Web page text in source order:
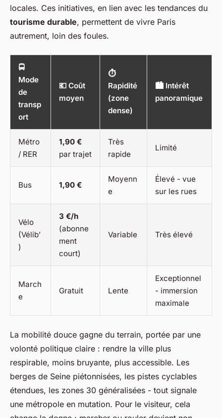
locales. Ces initiatives, en lien avec les tendances du
tourisme durable, permettent de vivre Paris
autrement, loin des foules.
🚍
Mode
de
transp
ort
💶 Coût
moyen
⏱️
Rapidité
(zone
dense)
🏙️ Intérêt
panoramique
Métro
/ RER
1,90 €
par trajet
Très
rapide
Limité
Bus 1,90 €
Moyenn
e
Élevé - vue
sur les rues
Vélo
(Vélib’
)
3 €/h
(abonne
ment
court)
Variable Très élevé
March
e
Gratuit Lente
Exceptionnel
- immersion
maximale
La mobilité douce gagne du terrain, portée par une
volonté politique claire : rendre la ville plus
respirable, moins bruyante, plus accessible. Les
berges de Seine piétonnisées, les pistes cyclables
étendues, les zones 30 généralisées - tout signale
une métropole en mutation. Pour le visiteur, cela